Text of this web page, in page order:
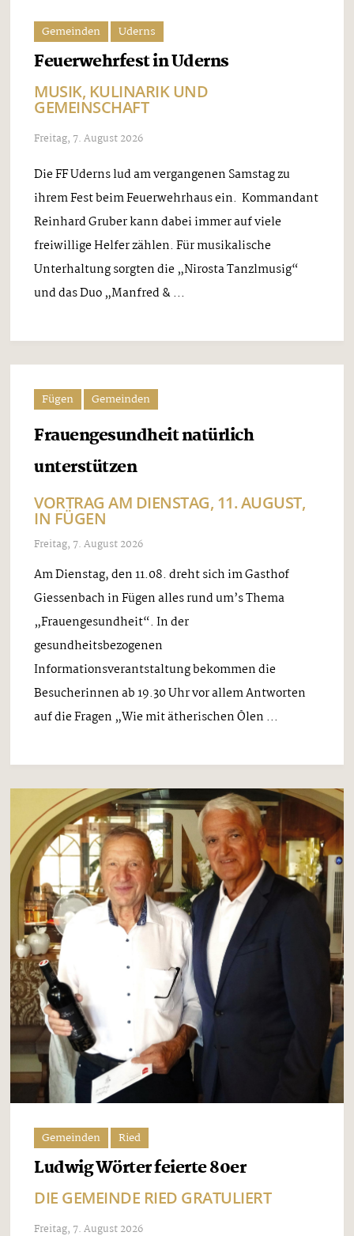
Gemeinden Uderns
Feuerwehrfest in Uderns
MUSIK, KULINARIK UND
GEMEINSCHAFT
Freitag, 7. August 2026
Die FF Uderns lud am vergangenen Samstag zu
ihrem Fest beim Feuerwehrhaus ein. Kommandant
Reinhard Gruber kann dabei immer auf viele
freiwillige Helfer zählen. Für musikalische
Unterhaltung sorgten die „Nirosta Tanzlmusig“
und das Duo „Manfred & ...
Fügen Gemeinden
Frauengesundheit natürlich
unterstützen
VORTRAG AM DIENSTAG, 11. AUGUST,
IN FÜGEN
Freitag, 7. August 2026
Am Dienstag, den 11.08. dreht sich im Gasthof
Giessenbach in Fügen alles rund um’s Thema
„Frauengesundheit“. In der
gesundheitsbezogenen
Informationsverantstaltung bekommen die
Besucherinnen ab 19.30 Uhr vor allem Antworten
auf die Fragen „Wie mit ätherischen Ölen ...
Gemeinden Ried
Ludwig Wörter feierte 80er
DIE GEMEINDE RIED GRATULIERT
Freitag, 7. August 2026